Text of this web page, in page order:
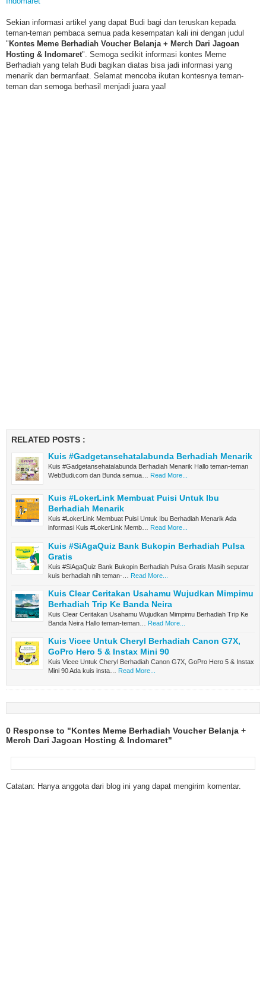
Sekian informasi artikel yang dapat Budi bagi dan teruskan kepada
teman-teman pembaca semua pada kesempatan kali ini dengan judul
" Kontes Meme Berhadiah Voucher Belanja + Merch Dari Jagoan
Hosting & Indomaret". Semoga sedikit informasi kontes Meme
Berhadiah yang telah Budi bagikan diatas bisa jadi informasi yang
menarik dan bermanfaat. Selamat mencoba ikutan kontesnya teman-
teman dan semoga berhasil menjadi juara yaa!
RELATED POSTS :
Kuis #Gadgetansehatalabunda Berhadiah Menarik
Kuis #Gadgetansehatalabunda Berhadiah Menarik Hallo teman-teman
WebBudi.com dan Bunda semua…
Read More...
Kuis #LokerLink Membuat Puisi Untuk Ibu
Berhadiah Menarik
Kuis #LokerLink Membuat Puisi Untuk Ibu Berhadiah Menarik Ada
informasi Kuis #LokerLink Memb… Read More...
Kuis #SiAgaQuiz Bank Bukopin Berhadiah Pulsa
Gratis
Kuis #SiAgaQuiz Bank Bukopin Berhadiah Pulsa Gratis Masih seputar
kuis berhadiah nih teman-…
Read More...
Kuis Clear Ceritakan Usahamu Wujudkan Mimpimu
Berhadiah Trip Ke Banda Neira
Kuis Clear Ceritakan Usahamu Wujudkan Mimpimu Berhadiah Trip Ke
Banda Neira Hallo teman-teman…
Read More...
Kuis Vicee Untuk Cheryl Berhadiah Canon G7X,
GoPro Hero 5 & Instax Mini 90
Kuis Vicee Untuk Cheryl Berhadiah Canon G7X, GoPro Hero 5 & Instax
Mini 90 Ada kuis insta…
Read More...
0 Response to "Kontes Meme Berhadiah Voucher Belanja +
Merch Dari Jagoan Hosting & Indomaret"
Catatan: Hanya anggota dari blog ini yang dapat mengirim komentar.